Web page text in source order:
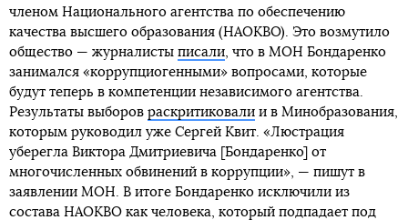
членом Национального агентства по обеспечению
качества высшего образования (НАОКВО). Это возмутило
общество — журналисты писали , что в МОН Бондаренко
занимался «коррупциогенными» вопросами, которые
будут теперь в компетенции независимого агентства.
Результаты выборов раскритиковали и в Минобразования,
которым руководил уже Сергей Квит. «Люстрация
уберегла Виктора Дмитриевича [Бондаренко] от
многочисленных обвинений в коррупции», — пишут в
заявлении МОН. В итоге Бондаренко исключили из
состава НАОКВО как человека, который подпадает под